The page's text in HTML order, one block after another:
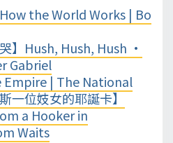
the World Works | Bo
】Hush, Hush, Hush •
Gabriel
Empire | The National
一位妓女的耶誕卡】
a Hooker in
Waits